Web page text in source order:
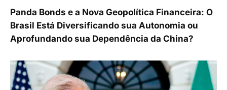
Panda Bonds e a Nova Geopolítica Financeira: O
Brasil Está Diversificando sua Autonomia ou
Aprofundando sua Dependência da China?